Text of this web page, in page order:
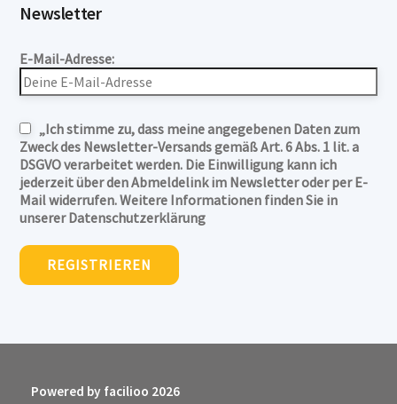
Newsletter
E-Mail-Adresse:
„Ich stimme zu, dass meine angegebenen Daten zum
Zweck des Newsletter-Versands gemäß Art. 6 Abs. 1 lit. a
DSGVO verarbeitet werden. Die Einwilligung kann ich
jederzeit über den Abmeldelink im Newsletter oder per E-
Mail widerrufen. Weitere Informationen finden Sie in
unserer Datenschutzerklärung
Powered by facilioo 2026